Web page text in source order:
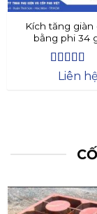
Kích tăng giàn
bằng phi 34
Được xếp
5
Liên hệ